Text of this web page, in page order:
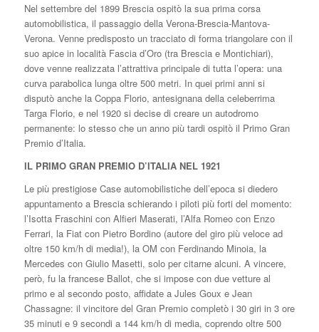
Nel settembre del 1899 Brescia ospitò la sua prima corsa
automobilistica, il passaggio della Verona-Brescia-Mantova-
Verona. Venne predisposto un tracciato di forma triangolare con il
suo apice in località Fascia d’Oro (tra Brescia e Montichiari),
dove venne realizzata l’attrattiva principale di tutta l’opera: una
curva parabolica lunga oltre 500 metri. In quei primi anni si
disputò anche la Coppa Florio, antesignana della celeberrima
Targa Florio, e nel 1920 si decise di creare un autodromo
permanente: lo stesso che un anno più tardi ospitò il Primo Gran
Premio d’Italia.
IL PRIMO GRAN PREMIO D’ITALIA NEL 1921
Le più prestigiose Case automobilistiche dell’epoca si diedero
appuntamento a Brescia schierando i piloti più forti del momento:
l’Isotta Fraschini con Alfieri Maserati, l’Alfa Romeo con Enzo
Ferrari, la Fiat con Pietro Bordino (autore del giro più veloce ad
oltre 150 km/h di media!), la OM con Ferdinando Minoia, la
Mercedes con Giulio Masetti, solo per citarne alcuni. A vincere,
però, fu la francese Ballot, che si impose con due vetture al
primo e al secondo posto, affidate a Jules Goux e Jean
Chassagne: il vincitore del Gran Premio completò i 30 giri in 3 ore
35 minuti e 9 secondi a 144 km/h di media, coprendo oltre 500